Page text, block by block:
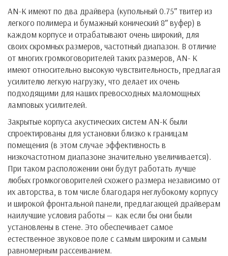
AN-K имеют по два драйвера (купольный 0.75″ твитер из
легкого полимера и бумажный конический 8″ вуфер) в
каждом корпусе и отрабатывают очень широкий, для
своих скромных размеров, частотный диапазон. В отличие
от многих громкоговорителей таких размеров, AN- K
имеют относительно высокую чувствительность, предлагая
усилителю легкую нагрузку, что делает их очень
подходящими для наших превосходных маломощных
ламповых усилителей.
Закрытые корпуса акустических систем AN-K были
спроектированы для установки близко к границам
помещения (в этом случае эффективность в
низкочастотном диапазоне значительно увеличивается).
При таком расположении они будут работать лучше
любых громкоговорителей схожего размера независимо от
их авторства, в том числе благодаря неглубокому корпусу
и широкой фронтальной панели, предлагающей драйверам
наилучшие условия работы — как если бы они были
установлены в стене. Это обеспечивает самое
естественное звуковое поле с самым широким и самым
равномерным рассеиванием.